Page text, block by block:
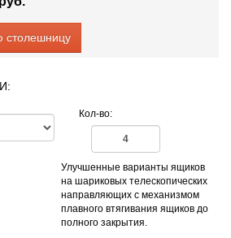
столешницу
Кол-во:
Улучшенные варианты ящиков
на шариковых телескопических
направляющих с механизмом
плавного втягивания ящиков до
полного закрытия.